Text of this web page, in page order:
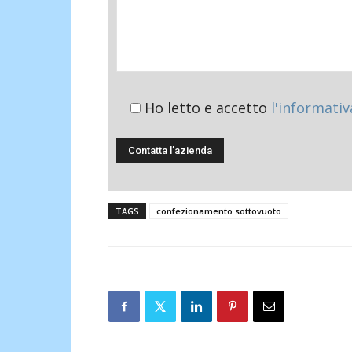
Ho letto e accetto
TAGS confezionamento sottovuoto